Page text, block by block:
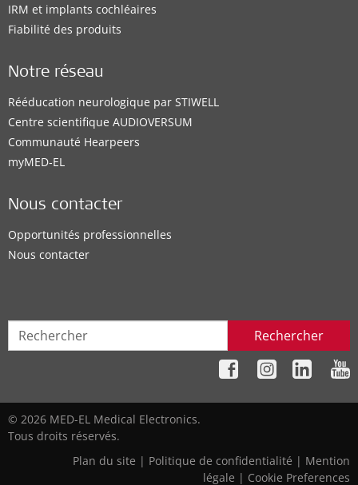
IRM et implants cochléaires
Fiabilité des produits
Notre réseau
Rééducation neurologique par STIWELL
Centre scientifique AUDIOVERSUM
Communauté Hearpeers
myMED‑EL
Nous contacter
Opportunités professionnelles
Nous contacter
Rechercher
© 2026 MED-EL Medical Electronics.
Tous droits réservés.
Plan du site | Politique de confidentialité | Mention
légale | Cookie Preferences